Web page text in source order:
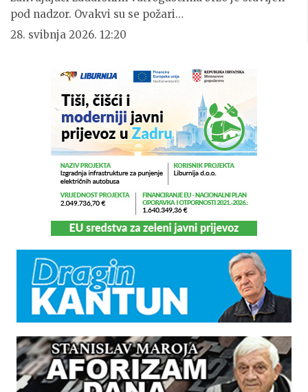
pod nadzor. Ovakvi su se požari…
28. svibnja 2026. 12:20